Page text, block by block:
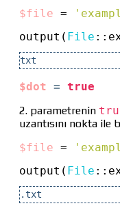
$file =
output( File ::
txt
$dot = true
2. parametrenin
uzantısını nokta ile
$file =
output( File ::
.txt